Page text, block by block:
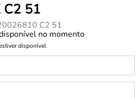
C2 51
C2 51
no momento
disponível